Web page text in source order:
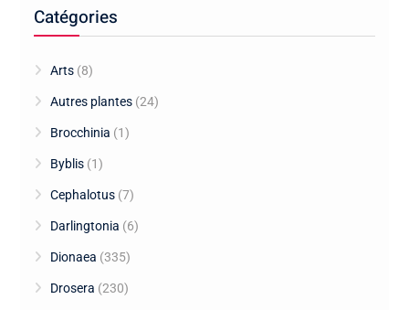
Catégories
Arts (8)
Autres plantes (24)
Brocchinia (1)
Byblis (1)
Cephalotus (7)
Darlingtonia (6)
Dionaea (335)
Drosera (230)